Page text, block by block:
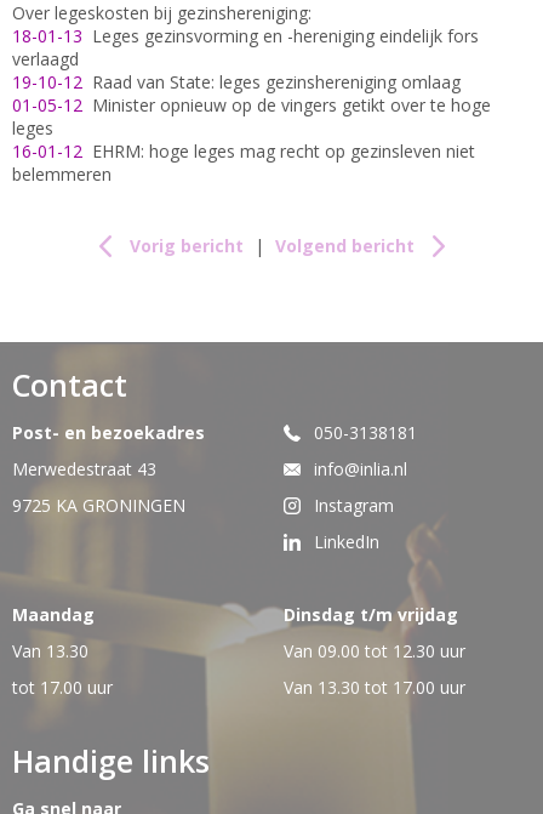
Over legeskosten bij gezinshereniging:
18-01-13 Leges gezinsvorming en -hereniging eindelijk fors
verlaagd
19-10-12 Raad van State: leges gezinshereniging omlaag
01-05-12 Minister opnieuw op de vingers getikt over te hoge
leges
16-01-12 EHRM: hoge leges mag recht op gezinsleven niet
belemmeren
Vorig bericht | Volgend bericht
Contact
Post- en bezoekadres
Merwedestraat 43
9725 KA GRONINGEN
050-3138181
info@inlia.nl
Instagram
LinkedIn
Maandag
Van 13.30
tot 17.00 uur
Dinsdag t/m vrijdag
Van 09.00 tot 12.30 uur
Van 13.30 tot 17.00 uur
Handige links
Ga snel naar